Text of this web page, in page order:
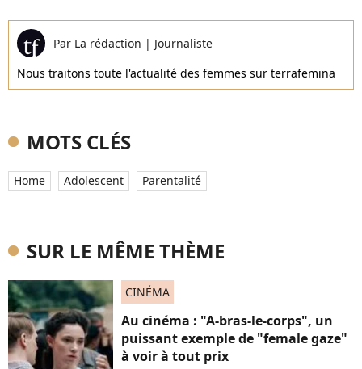
Par La rédaction | Journaliste
Nous traitons toute l'actualité des femmes sur terrafemina
MOTS CLÉS
Home Adolescent Parentalité
SUR LE MÊME THÈME
CINÉMA
Au cinéma : "A-bras-le-corps", un
puissant exemple de "female gaze"
à voir à tout prix